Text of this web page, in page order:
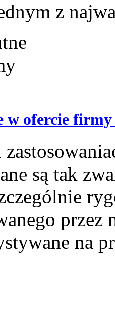
z
w ofercie firmy
są tak
przez
na